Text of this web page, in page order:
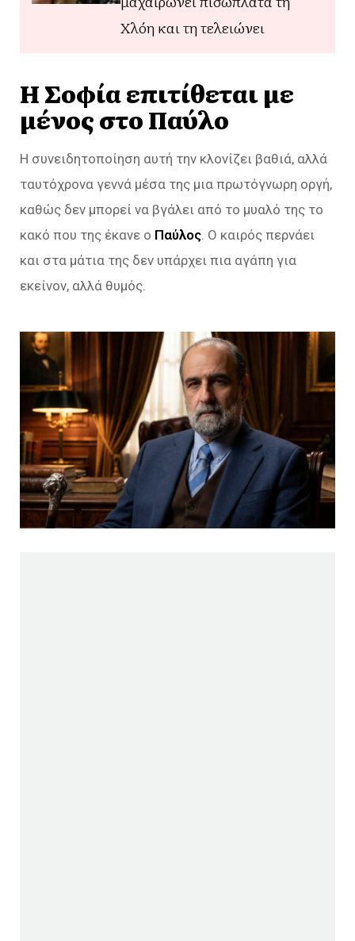
Χλόη και τη τελειώνει
Η Σοφία επιτίθεται με
μένος στο Παύλο
Η συνειδητοποίηση αυτή την κλονίζει βαθιά, αλλά
ταυτόχρονα γεννά μέσα της μια πρωτόγνωρη οργή,
καθώς δεν μπορεί να βγάλει από το μυαλό της το
κακό που της έκανε ο Παύλος . Ο καιρός περνάει
και στα μάτια της δεν υπάρχει πια αγάπη για
εκείνον, αλλά θυμός.